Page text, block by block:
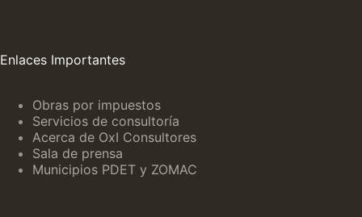
Enlaces Importantes
Obras por impuestos
Servicios de consultoría
Acerca de OxI Consultores
Sala de prensa
Municipios PDET y ZOMAC